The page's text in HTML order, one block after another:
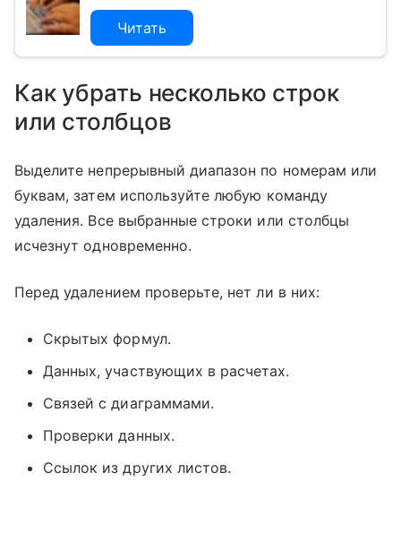
Читать
Как убрать несколько строк
или столбцов
Выделите непрерывный диапазон по номерам или
буквам, затем используйте любую команду
удаления. Все выбранные строки или столбцы
исчезнут одновременно.
Перед удалением проверьте, нет ли в них:
Скрытых формул.
Данных, участвующих в расчетах.
Связей с диаграммами.
Проверки данных.
Ссылок из других листов.